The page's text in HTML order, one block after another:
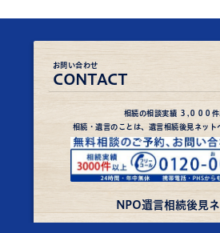
お問い合わせ
CONTACT
相続の相談実績 ３,０００件
相続・遺言のことは、遺言相続後見ネット
NPO遺言相続後見